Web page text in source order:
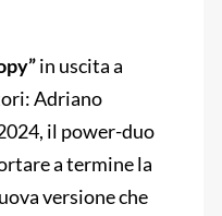
in uscita a
Adriano
il power-duo
a termine la
versione che